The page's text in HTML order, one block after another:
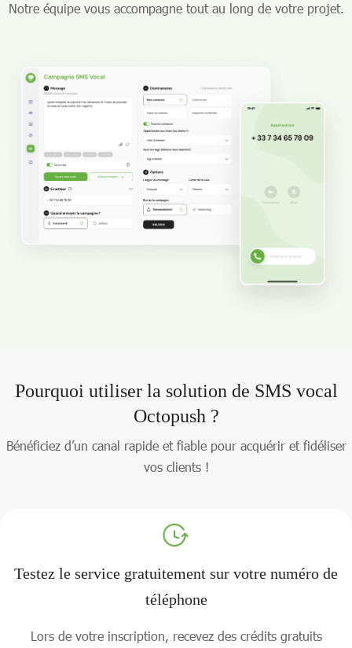
Notre équipe vous accompagne tout au long de votre projet.
Pourquoi utiliser la solution de SMS vocal
Octopush ?
Bénéficiez d’un canal rapide et fiable pour acquérir et fidéliser
vos clients !
Testez le service gratuitement sur votre numéro de
téléphone
Lors de votre inscription, recevez des crédits gratuits